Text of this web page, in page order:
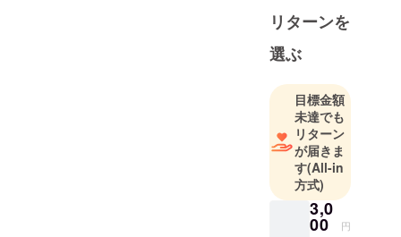
販売、事業
者様に向け
た販路開拓
援を行って
おります。
リターンを
選ぶ
目標金額
未達でも
リターン
が届きま
す(All-in
方式)
3,0
00 円